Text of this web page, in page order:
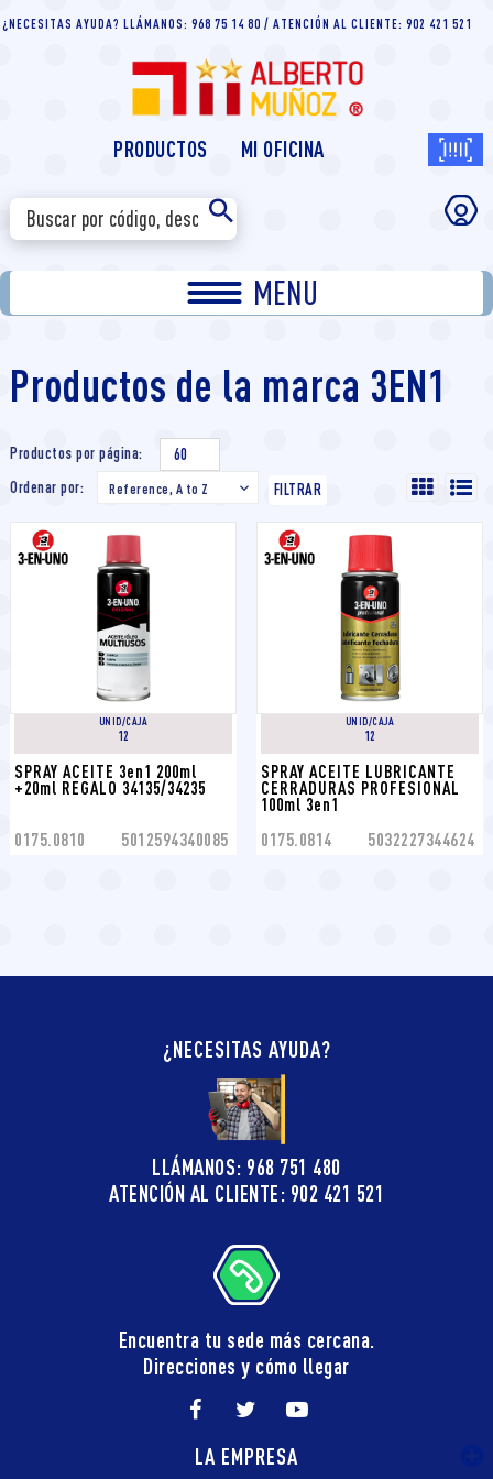
¿NECESITAS AYUDA? LLÁMANOS: 968 75 14 80 / ATENCIÓN AL CLIENTE: 902 421 521
PRODUCTOS MI OFICINA
MENU
Productos de la marca 3EN1
Productos por página:
60
Ordenar por:
Reference, A to Z  FILTRAR
UNID/CAJA
12
SPRAY ACEITE 3en1 200ml
+20ml REGALO 34135/34235
0175.0810 5012594340085
UNID/CAJA
12
SPRAY ACEITE LUBRICANTE
CERRADURAS PROFESIONAL
100ml 3en1
0175.0814 5032227344624
¿NECESITAS AYUDA?
LLÁMANOS: 968 751 480
ATENCIÓN AL CLIENTE: 902 421 521
Encuentra tu sede más cercana.
Direcciones y cómo llegar
LA EMPRESA